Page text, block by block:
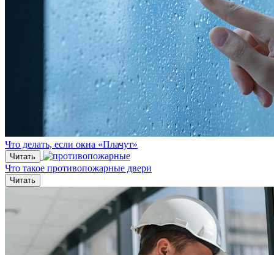
Что делать, если окна «Плачут»
Читать
Что такое противопожарные двери
Читать